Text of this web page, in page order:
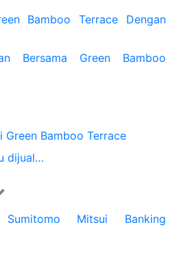
Bamboo Terrace Dengan
Bersama Green Bamboo
Green Bamboo Terrace
dijual…
Mitsui Banking